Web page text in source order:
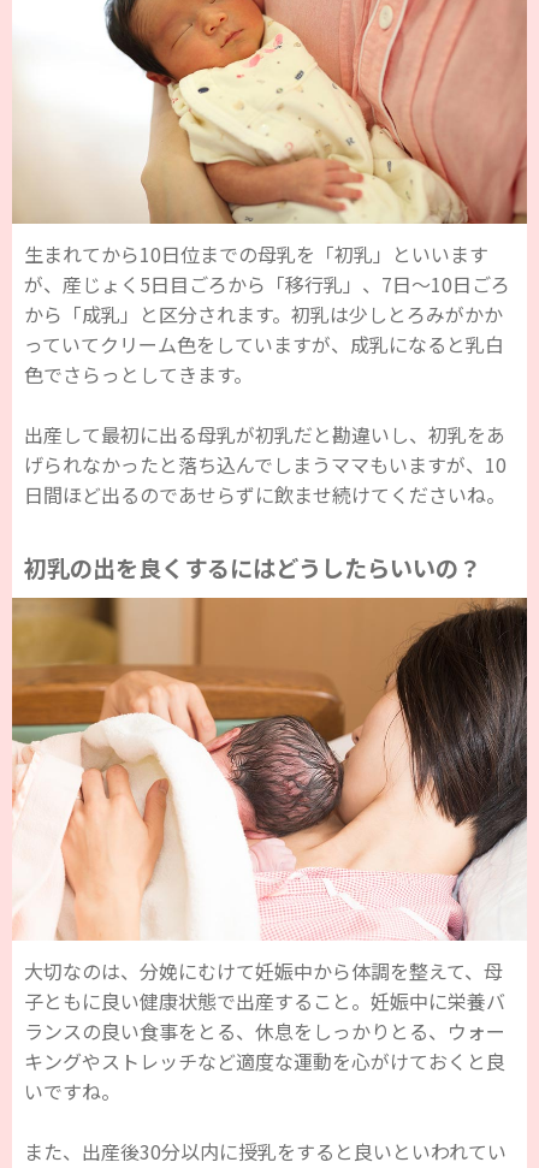
生まれてから10日位までの母乳を「初乳」といいます
が、産じょく5日目ごろから「移行乳」、7日～10日ごろ
から「成乳」と区分されます。初乳は少しとろみがかか
っていてクリーム色をしていますが、成乳になると乳白
色でさらっとしてきます。
出産して最初に出る母乳が初乳だと勘違いし、初乳をあ
げられなかったと落ち込んでしまうママもいますが、10
日間ほど出るのであせらずに飲ませ続けてくださいね。
初乳の出を良くするにはどうしたらいいの？
大切なのは、分娩にむけて妊娠中から体調を整えて、母
子ともに良い健康状態で出産すること。妊娠中に栄養バ
ランスの良い食事をとる、休息をしっかりとる、ウォー
キングやストレッチなど適度な運動を心がけておくと良
いですね。
また、出産後30分以内に授乳をすると良いといわれてい